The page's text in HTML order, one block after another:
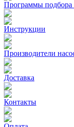
Программы подбора
Инструкции
Производители
Доставка
Контакты